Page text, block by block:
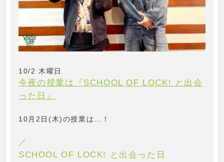
10/2 木曜日
今夜の授業は『SCHOOL OF LOCK! と出会
った日』
10月2日(木)の授業は…！
／
SCHOOL OF LOCK! と出会った日